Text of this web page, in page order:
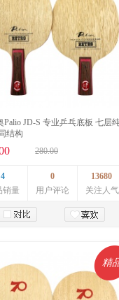
Palio JD-S 专业乒乓底板 七层
结构
280.00
4
销量
0
用户评论
13680
关注人气
精